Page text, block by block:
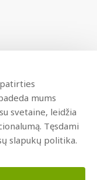
mums
svetaine, leidžia
Tęsdami
slapukų politika.